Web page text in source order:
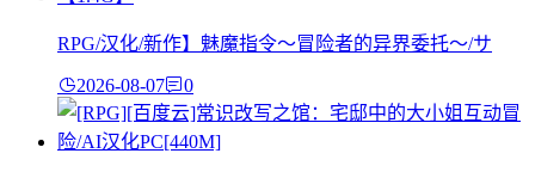
RPG/汉化/新作】魅魔指令～冒险者的异界委托～/サ
2026-08-07 0